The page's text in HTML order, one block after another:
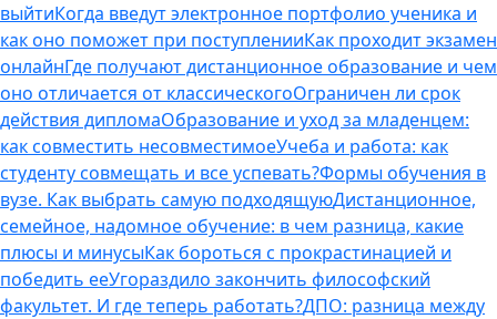
выйтиКогда введут электронное портфолио ученика и
как оно поможет при поступленииКак проходит экзамен
онлайнГде получают дистанционное образование и чем
оно отличается от классическогоОграничен ли срок
действия дипломаОбразование и уход за младенцем:
как совместить несовместимоеУчеба и работа: как
студенту совмещать и все успевать?Формы обучения в
вузе. Как выбрать самую подходящуюДистанционное,
семейное, надомное обучение: в чем разница, какие
плюсы и минусыКак бороться с прокрастинацией и
победить ееУгораздило закончить философский
факультет. И где теперь работать?ДПО: разница между